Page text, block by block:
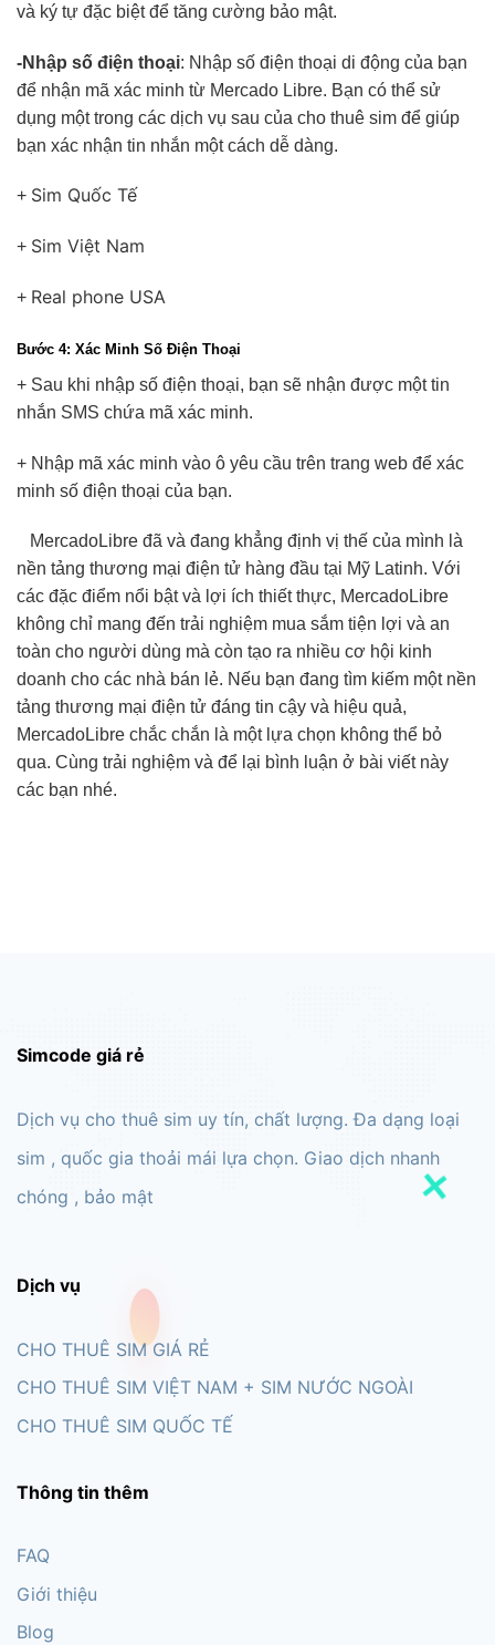
và ký tự đặc biệt để tăng cường bảo mật.
-Nhập số điện thoại: Nhập số điện thoại di động của bạn
để nhận mã xác minh từ Mercado Libre. Bạn có thể sử
dụng một trong các dịch vụ sau của cho thuê sim để giúp
bạn xác nhận tin nhắn một cách dễ dàng.
+ Sim Quốc Tế
+ Sim Việt Nam
+ Real phone USA
Bước 4: Xác Minh Số Điện Thoại
+ Sau khi nhập số điện thoại, bạn sẽ nhận được một tin
nhắn SMS chứa mã xác minh.
+ Nhập mã xác minh vào ô yêu cầu trên trang web để xác
minh số điện thoại của bạn.
MercadoLibre đã và đang khẳng định vị thế của mình là
nền tảng thương mại điện tử hàng đầu tại Mỹ Latinh. Với
các đặc điểm nổi bật và lợi ích thiết thực, MercadoLibre
không chỉ mang đến trải nghiệm mua sắm tiện lợi và an
toàn cho người dùng mà còn tạo ra nhiều cơ hội kinh
doanh cho các nhà bán lẻ. Nếu bạn đang tìm kiếm một nền
tảng thương mại điện tử đáng tin cậy và hiệu quả,
MercadoLibre chắc chắn là một lựa chọn không thể bỏ
qua. Cùng trải nghiệm và để lại bình luận ở bài viết này
các bạn nhé.
Simcode giá rẻ
Dịch vụ cho thuê sim uy tín, chất lượng. Đa dạng loại
sim , quốc gia thoải mái lựa chọn. Giao dịch nhanh
chóng , bảo mật
Dịch vụ
CHO THUÊ SIM GIÁ RẺ
CHO THUÊ SIM VIỆT NAM + SIM NƯỚC NGOÀI
CHO THUÊ SIM QUỐC TẾ
Thông tin thêm
FAQ
Giới thiệu
Blog